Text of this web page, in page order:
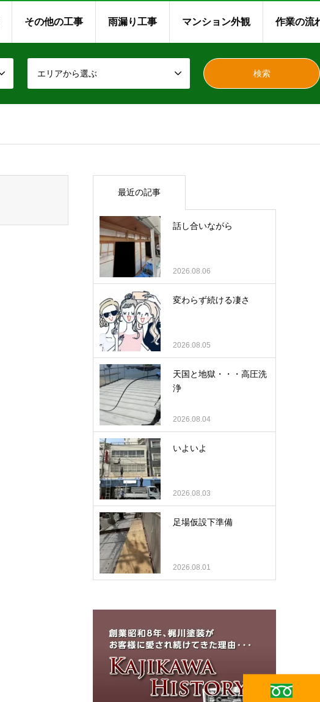
その他の工事 雨漏り工事 マンション外観 作業の流
エリアから選ぶ
最近の記事
話し合いながら
2026.08.06
変わらず続ける凄さ
2026.08.05
天国と地獄・・・高圧洗
浄
2026.08.04
いよいよ
2026.08.03
足場仮設下準備
2026.08.01